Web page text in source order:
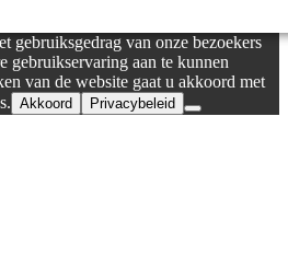
gebruiksgedrag van onze bezoekers
gebruikservaring aan te kunnen
van de website gaat u akkoord met
Akkoord Privacybeleid